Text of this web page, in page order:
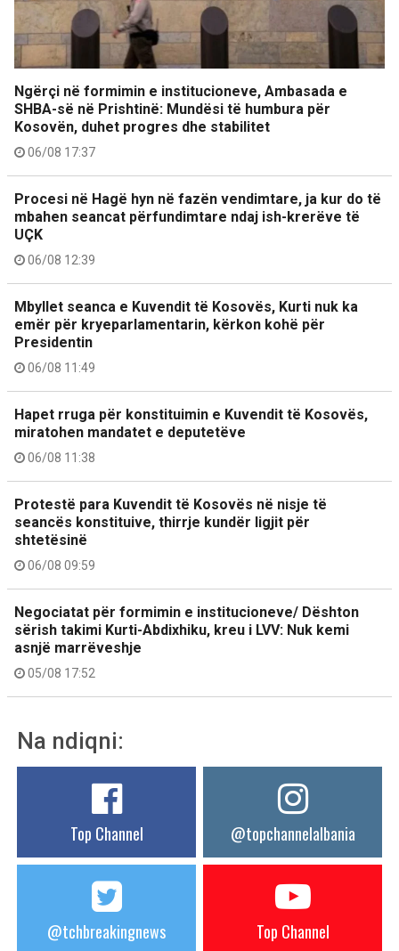
Ngërçi në formimin e institucioneve, Ambasada e
SHBA-së në Prishtinë: Mundësi të humbura për
Kosovën, duhet progres dhe stabilitet
06/08 17:37
Procesi në Hagë hyn në fazën vendimtare, ja kur do të
mbahen seancat përfundimtare ndaj ish-krerëve të
UÇK
06/08 12:39
Mbyllet seanca e Kuvendit të Kosovës, Kurti nuk ka
emër për kryeparlamentarin, kërkon kohë për
Presidentin
06/08 11:49
Hapet rruga për konstituimin e Kuvendit të Kosovës,
miratohen mandatet e deputetëve
06/08 11:38
Protestë para Kuvendit të Kosovës në nisje të
seancës konstituive, thirrje kundër ligjit për
shtetësinë
06/08 09:59
Negociatat për formimin e institucioneve/ Dështon
sërish takimi Kurti-Abdixhiku, kreu i LVV: Nuk kemi
asnjë marrëveshje
05/08 17:52
Na ndiqni:
Top Channel @topchannelalbania
@tchbreakingnews Top Channel